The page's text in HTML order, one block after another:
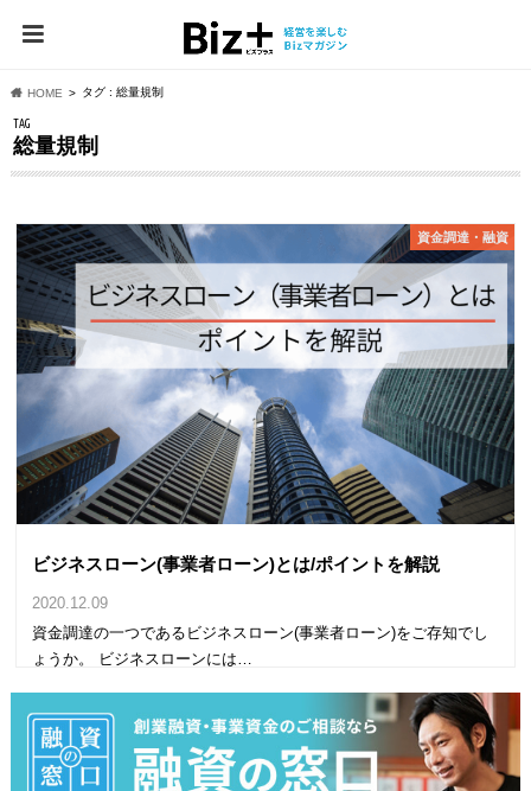
HOME タグ : 総量規制
TAG
総量規制
資⾦調達・融資
ビジネスローン(事業者ローン)とは/ポイントを解説
2020.12.09
資金調達の一つであるビジネスローン(事業者ローン)をご存知でし
ょうか。 ビジネスローンには…